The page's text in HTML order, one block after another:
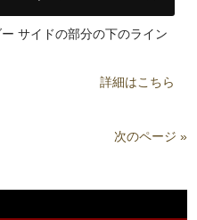
サイドの部分の下のライン
詳細はこちら
次のページ »